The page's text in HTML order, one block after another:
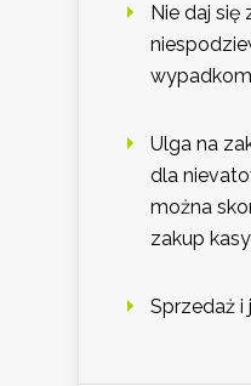
Nie daj się
wypadkom
Ulga na
dla
można
zakup
Sprzedaż i